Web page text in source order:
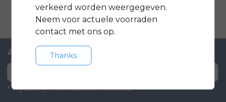
Abonneer je op onze nieuwsbrief
* Wij delen je informatie met niemand.
verkeerd worden weergegeven.
Neem voor actuele voorraden
contact met ons op.
Thanks